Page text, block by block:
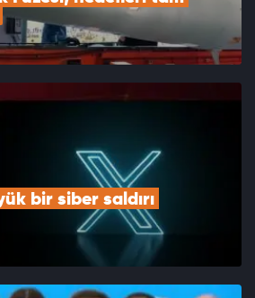
bir siber saldırı